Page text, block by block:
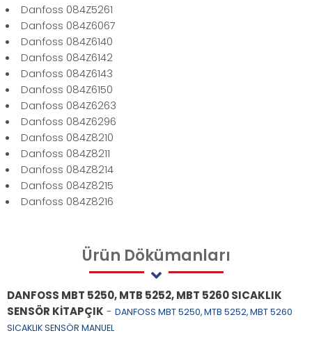
Danfoss 084Z5261
Danfoss 084Z6067
Danfoss 084Z6140
Danfoss 084Z6142
Danfoss 084Z6143
Danfoss 084Z6150
Danfoss 084Z6263
Danfoss 084Z6296
Danfoss 084Z8210
Danfoss 084Z8211
Danfoss 084Z8214
Danfoss 084Z8215
Danfoss 084Z8216
Ürün Dökümanları
DANFOSS MBT 5250, MTB 5252, MBT 5260 SICAKLIK
SENSÖR KİTAPÇIK - DANFOSS MBT 5250, MTB 5252, MBT 5260
SICAKLIK SENSÖR MANUEL